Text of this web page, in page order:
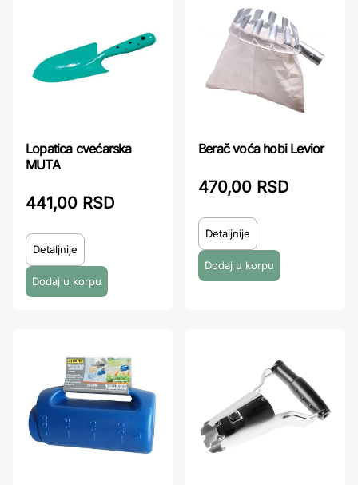
Lopatica cvećarska
MUTA
441,00 RSD
Detaljnije
Berač voća hobi Levior
470,00 RSD
Detaljnije